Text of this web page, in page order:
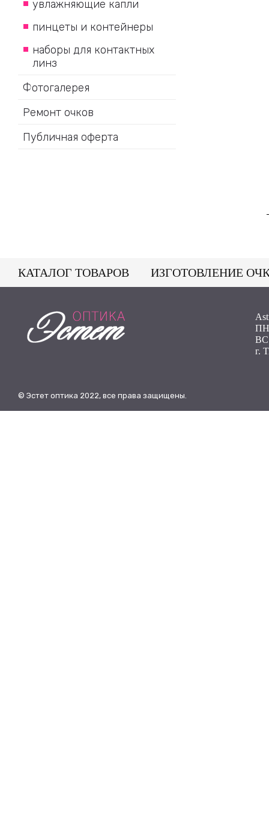
увлажняющие капли
пинцеты и контейнеры
наборы для контактных
линз
Фотогалерея
Ремонт очков
Публичная оферта
КАТАЛОГ ТОВАРОВ ИЗГОТОВЛЕНИЕ
ПН
г.
© Эстет оптика 2022, все права защищены.